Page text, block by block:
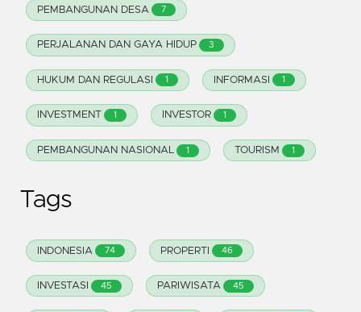
PEMBANGUNAN DESA 7
PERJALANAN DAN GAYA HIDUP 3
HUKUM DAN REGULASI 1 INFORMASI 1
INVESTMENT 1 INVESTOR 1
PEMBANGUNAN NASIONAL 1 TOURISM 1
Tags
INDONESIA 74 PROPERTI 46
INVESTASI 45 PARIWISATA 45